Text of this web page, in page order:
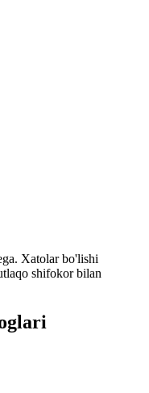
Xatolar bo'lishi
shifokor bilan